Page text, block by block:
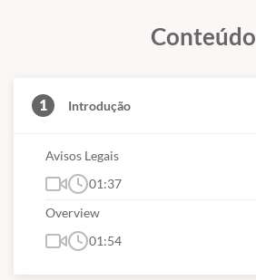
Conteúdo
1 Introdução
Avisos Legais
01:37
Overview
01:54